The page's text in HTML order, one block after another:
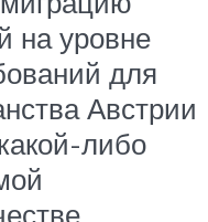
на уровне
для
Австрии
либо